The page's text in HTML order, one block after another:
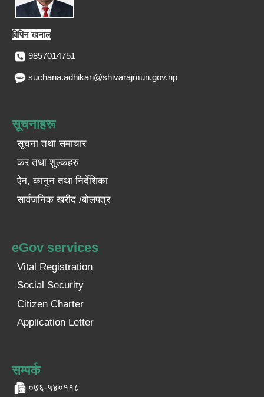
विपिन खनाल
9857014751
suchana.adhikari@shivarajmun.gov.np
सूचनाहरू
सूचना तथा समाचार
कर तथा शुल्कहरु
ऐन, कानुन तथा निर्देशिका
सार्वजनिक खरीद /बोलपत्र
eGov services
Vital Registration
Social Security
Citizen Charter
Application Letter
सम्पर्क
०७६-५४०११८